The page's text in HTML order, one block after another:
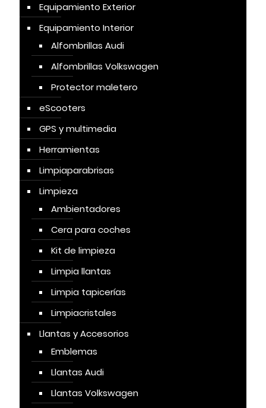
Equipamiento Exterior
Equipamiento Interior
Alfombrillas Audi
Alfombrillas Volkswagen
Protector maletero
eScooters
GPS y multimedia
Herramientas
Limpiaparabrisas
Limpieza
Ambientadores
Cera para coches
Kit de limpieza
Limpia llantas
Limpia tapicerías
Limpiacristales
Llantas y Accesorios
Emblemas
Llantas Audi
Llantas Volkswagen